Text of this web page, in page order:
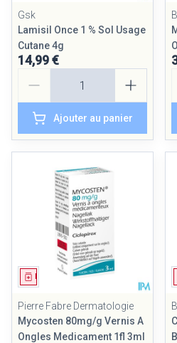
Gsk
Lamisil Once 1 % Sol Usage
Cutane 4g
14,99 €
Ajouter au panier
Médicament
Pierre Fabre Dermatologie
Mycosten 80mg/g Vernis A
Ongles Medicament 1fl 3ml